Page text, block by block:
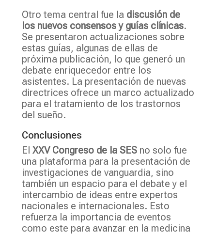
Otro tema central fue la discusión de
los nuevos consensos y guías clínicas.
Se presentaron actualizaciones sobre
estas guías, algunas de ellas de
próxima publicación, lo que generó un
debate enriquecedor entre los
asistentes. La presentación de nuevas
directrices ofrece un marco actualizado
para el tratamiento de los trastornos
del sueño.
Conclusiones
El XXV Congreso de la SESno solo fue
una plataforma para la presentación de
investigaciones de vanguardia, sino
también un espacio para el debate y el
intercambio de ideas entre expertos
nacionales e internacionales. Esto
refuerza la importancia de eventos
como este para avanzar en la medicina